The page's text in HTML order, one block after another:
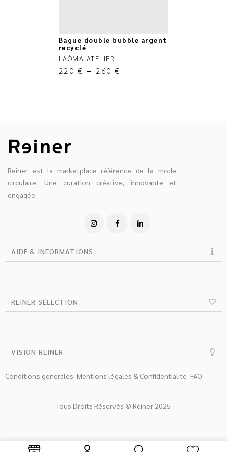
Bague double bubble argent
recyclé
LAÔMA ATELIER
220 € – 260€
Reiner est la marketplace référence de la mode
circulaire. Une curation créative, innovante et
engagée.
AIDE & INFORMATIONS
REINER SÉLECTION
VISION REINER
Conditions générales Mentions légales & Confidentialité FAQ
Tous Droits Réservés © Reiner 2025